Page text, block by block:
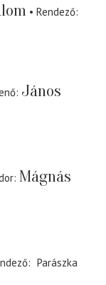
Rendező
János
Mágnás
Parászka